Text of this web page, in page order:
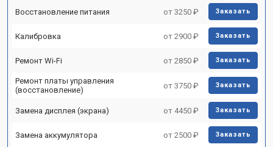
Восстановление питания от 3250 ₽ Заказать
Калибровка от 2900 ₽ Заказать
Ремонт Wi-Fi от 2850 ₽ Заказать
Ремонт платы управления
(восстановление)
от 3750 ₽ Заказать
Замена дисплея (экрана) от 4450 ₽ Заказать
Замена аккумулятора от 2500 ₽ Заказать